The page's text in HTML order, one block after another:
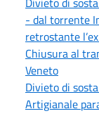
- dal torrente
retrostante
Chiusura al
Veneto
Divieto di
Artigianale